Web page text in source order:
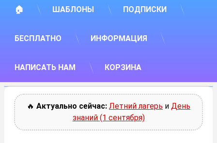
🏠 ШАБЛОНЫ ПОДПИСКИ
БЕСПЛАТНО ИНФОРМАЦИЯ
НАПИСАТЬ НАМ КОРЗИНА
🔥 Актуально сейчас: Летний лагерь и День
знаний (1 сентября)